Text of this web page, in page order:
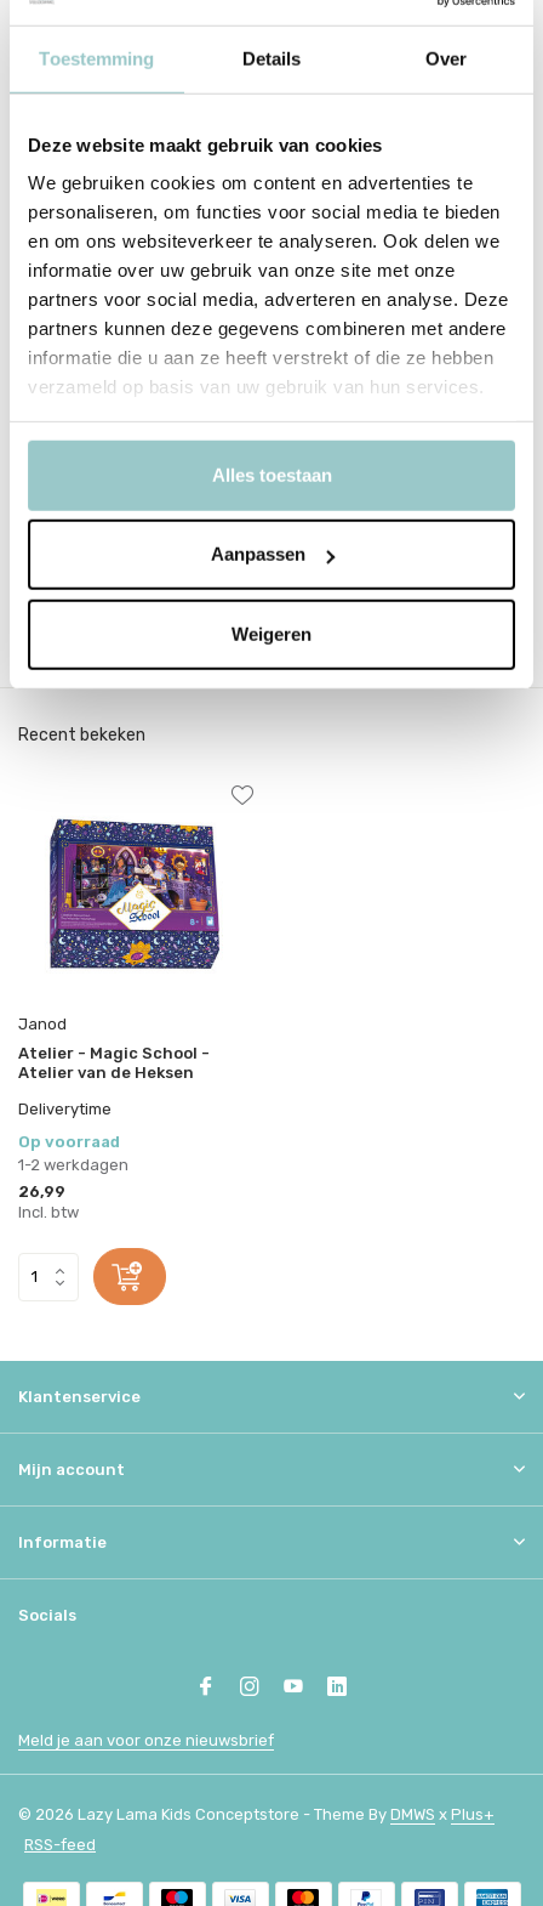
Toestemming Details Over
Deze website maakt gebruik van cookies
We gebruiken cookies om content en advertenties te
personaliseren, om functies voor social media te bieden
en om ons websiteverkeer te analyseren. Ook delen we
informatie over uw gebruik van onze site met onze
partners voor social media, adverteren en analyse. Deze
partners kunnen deze gegevens combineren met andere
informatie die u aan ze heeft verstrekt of die ze hebben
verzameld op basis van uw gebruik van hun services.
Alles toestaan
Aanpassen
Weigeren
This product is available in the following variants:
Voor 15:00 besteld, dezelfde werkdag verzonden
Met zorg ingepakt vanuit onze conceptstore
Productomschrijving
Janod Atelier - Magic School - Atelier van de
Heksen
SKU 11.9140
3700217391409
Recent bekeken
Janod
Atelier - Magic School -
Atelier van de Heksen
Deliverytime
Op voorraad
1-2 werkdagen
26,99
Incl. btw
Klantenservice
Mijn account
Informatie
Socials
Meld je aan voor onze nieuwsbrief
© 2026 Lazy Lama Kids Conceptstore - Theme By DMWS x Plus+
RSS-feed